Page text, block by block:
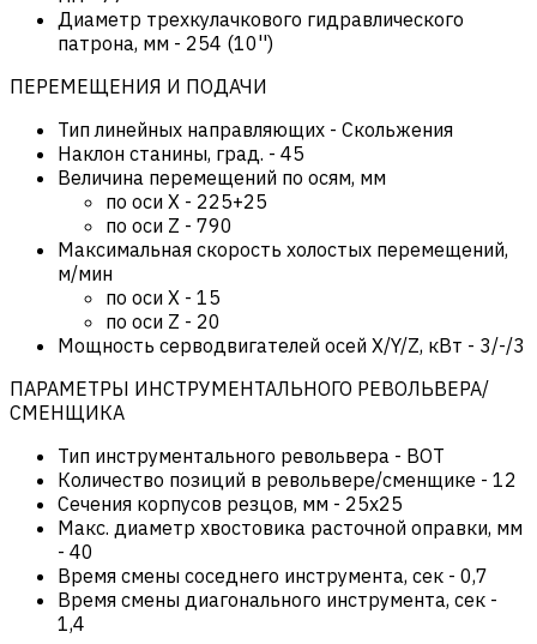
Диаметр трехкулачкового гидравлического
патрона, мм - 254 (10'')
ПЕРЕМЕЩЕНИЯ И ПОДАЧИ
Тип линейных направляющих - Скольжения
Наклон станины, град. - 45
Величина перемещений по осям, мм
по оси Х - 225+25
по оси Z - 790
Максимальная скорость холостых перемещений,
м/мин
по оси Х - 15
по оси Z - 20
Мощность серводвигателей осей X/Y/Z, кВт - 3/-/3
ПАРАМЕТРЫ ИНСТРУМЕНТАЛЬНОГО РЕВОЛЬВЕРА/
СМЕНЩИКА
Тип инструментального револьвера - BOT
Количество позиций в револьвере/сменщике - 12
Сечения корпусов резцов, мм - 25х25
Макс. диаметр хвостовика расточной оправки, мм
- 40
Время смены соседнего инструмента, сек - 0,7
Время смены диагонального инструмента, сек -
1,4